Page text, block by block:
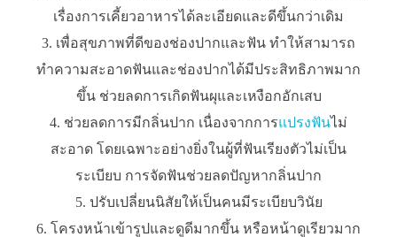
เรื่องการเคี้ยวอาหารได้ละเอียดและดีขึ้นกว่าเดิม
เพื่อสุขภาพที่ดีของช่องปากและฟัน ทำให้สามารถ
ทำความสะอาดฟันและช่องปากได้มีประสิทธิภาพมาก
ขึ้น ช่วยลดการเกิดฟันผุและเหงือกอักเสบ
ช่วยลดการมีกลิ่นปาก เนื่องจากการแปรงฟันไม่
สะอาด โดยเฉพาะอย่างยิ่งในผู้ที่ฟันเรียงตัวไม่เป็น
ระเบียบ การจัดฟันช่วยลดปัญหากลิ่นปาก
ปรับเปลี่ยนนิสัยให้เป็นคนมีระเบียบวินัย
โครงหน้าเข้ารูปและดูดีมากขึ้น หรือหน้าดูเรียวมาก